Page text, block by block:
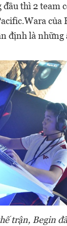
đầu thì 2 team
định là những
trận, Begin